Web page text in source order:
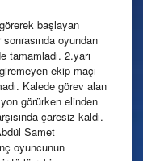
başlayan
oyundan
tamamladı. 2.yarı
ekip maçı
Kalede görev alan
görürken elinden
çaresiz kaldı.
Samet
oyuncunun